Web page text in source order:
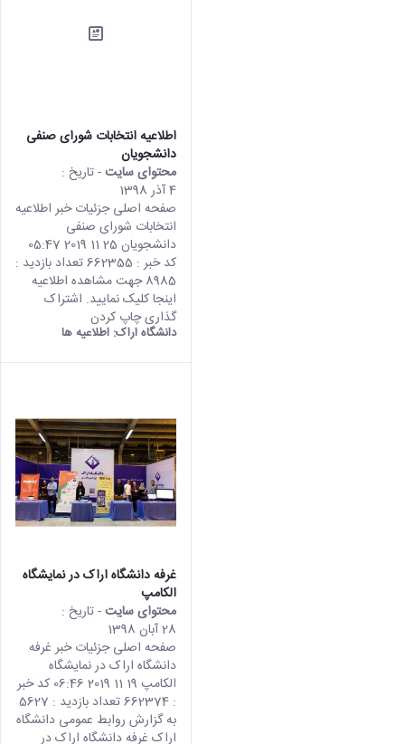
اطلاعیه انتخابات شورای صنفی
دانشجویان
محتوای سایت- تاریخ :
4 آذر 1398
صفحه اصلی جزئیات خبر اطلاعیه
انتخابات شورای صنفی
دانشجویان 25 11 2019 05:47
کد خبر : 662355 تعداد بازدید :
8985 جهت مشاهده اطلاعیه
اینجا کلیک نمایید. اشتراک
گذاری چاپ کردن
دانشگاه اراک: اطلاعیه ها
غرفه دانشگاه اراک در نمایشگاه
الکامپ
محتوای سایت- تاریخ :
28 آبان 1398
صفحه اصلی جزئیات خبر غرفه
دانشگاه اراک در نمایشگاه
الکامپ 19 11 2019 06:46 کد خبر
: 662374 تعداد بازدید : 5627
به گزارش روابط عمومی دانشگاه
اراک غرفه دانشگاه اراک در